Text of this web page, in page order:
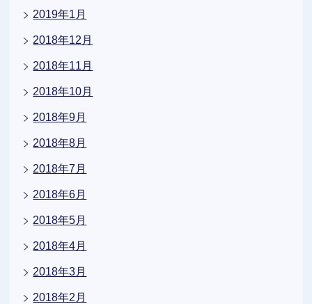
2019年1月
2018年12月
2018年11月
2018年10月
2018年9月
2018年8月
2018年7月
2018年6月
2018年5月
2018年4月
2018年3月
2018年2月